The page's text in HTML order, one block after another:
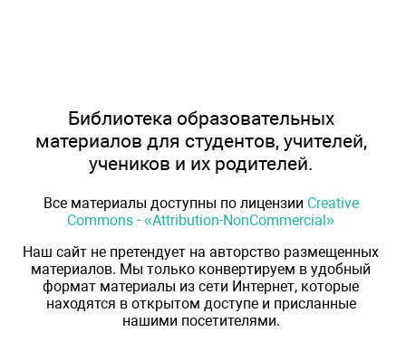
Библиотека образовательных
материалов для студентов, учителей,
учеников и их родителей.
Все материалы доступны по лицензии Creative
Commons - «Attribution-NonCommercial»
Наш сайт не претендует на авторство размещенных
материалов. Мы только конвертируем в удобный
формат материалы из сети Интернет, которые
находятся в открытом доступе и присланные
нашими посетителями.